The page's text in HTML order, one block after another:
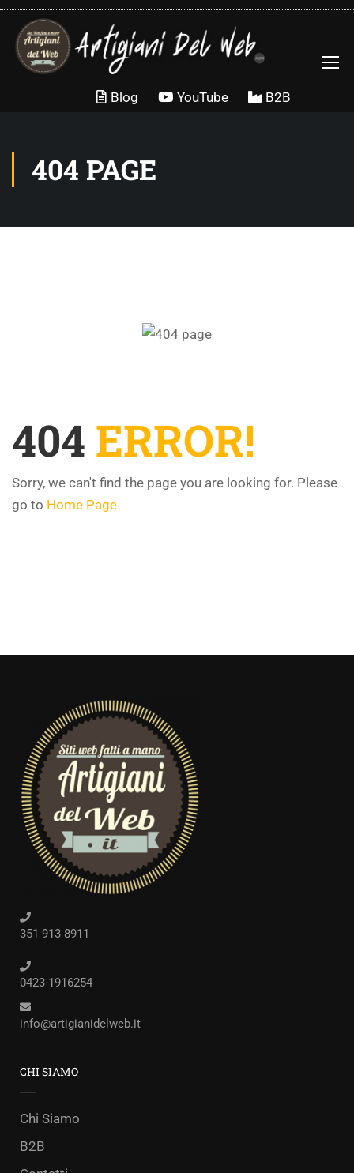
B2B
YouTube
Blog
404 PAGE
404 ERROR!
Sorry, we can't find the page you are looking for. Please
go to Home Page
351 913 8911
0423-1916254
info@artigianidelweb.it
CHI SIAMO
Chi Siamo
B2B